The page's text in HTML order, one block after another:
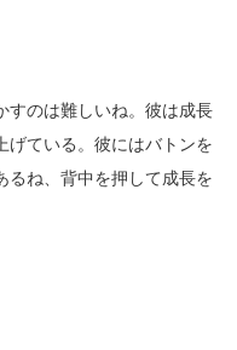
すのは難しいね。彼は成長
げている。彼にはバトンを
るね、背中を押して成長を